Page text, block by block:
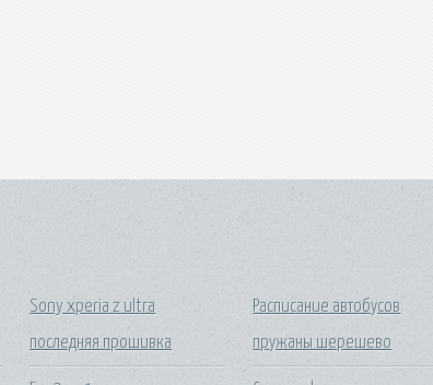
Sony xperia z ultra
последняя прошивка
Расписание автобусов
пружаны шерешево